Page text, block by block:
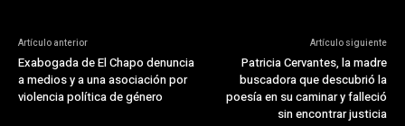
Artículo anterior
Exabogada de El Chapo denuncia
a medios y a una asociación por
violencia política de género
Artículo siguiente
Patricia Cervantes, la madre
buscadora que descubrió la
poesía en su caminar y falleció
sin encontrar justicia